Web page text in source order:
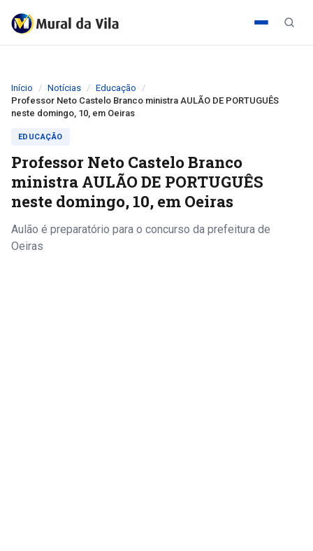
Início Notícias
Educação
Professor Neto Castelo Branco ministra AULÃO DE PORTUGUÊS
neste domingo, 10, em Oeiras
EDUCAÇÃO
Professor Neto Castelo Branco
ministra AULÃO DE PORTUGUÊS
neste domingo, 10, em Oeiras
Aulão é preparatório para o concurso da prefeitura de
Oeiras